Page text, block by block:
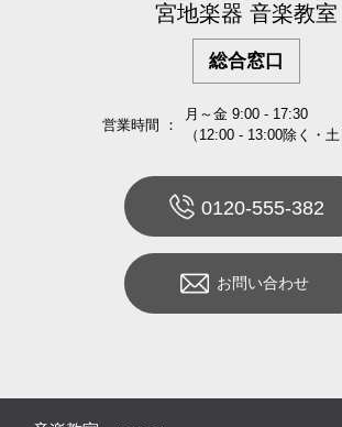
宮地楽器 音楽教室
総合窓口
営業時間 ：
月～金 9:00 - 17:30
（12:00 - 13:00除く・土
0120-555-382
お問い合わせ